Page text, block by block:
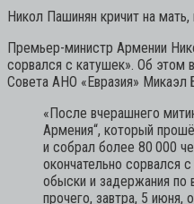
Никол Пашинян кричит на
Премьер-министр Армении
сорвался с катушек». Об этом
Совета АНО «Евразия» Микаэл
«После вчерашнего
Армения“, который
и собрал более 80 000
окончательно сорвался
обыски и задержания по
прочего, завтра, 5 июня,